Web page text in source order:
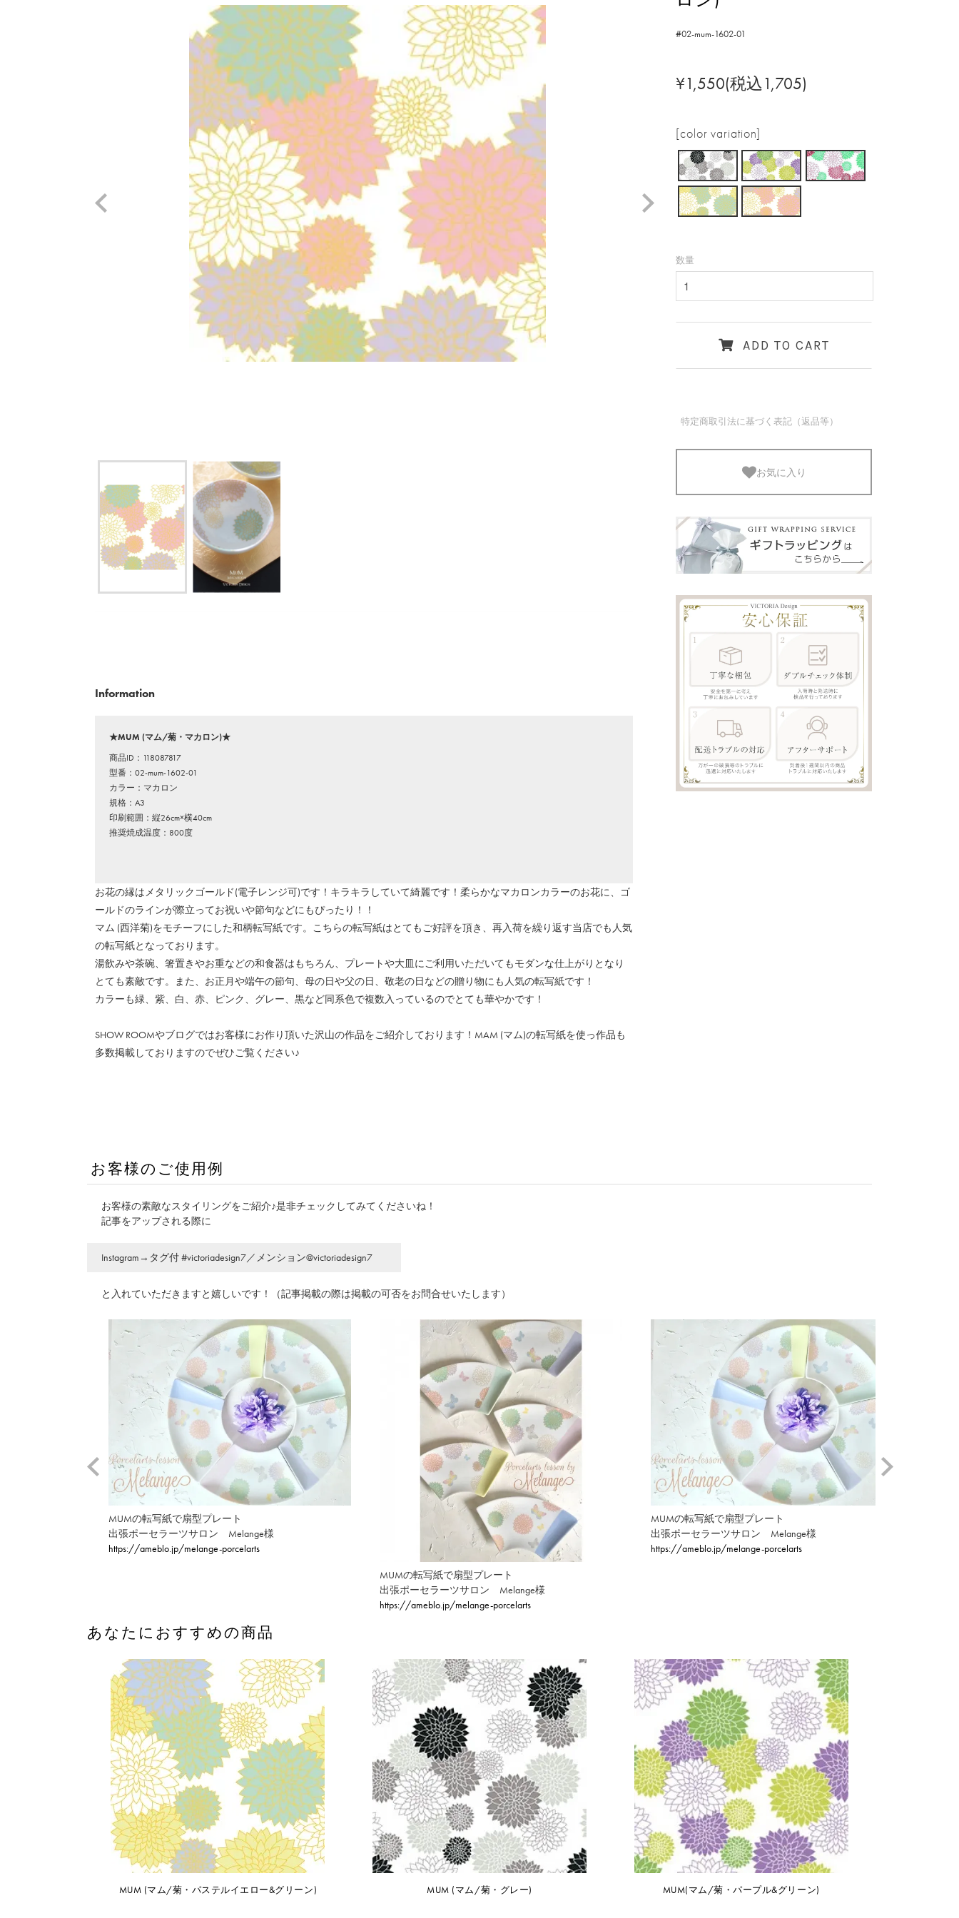
使用アイテム：
Information
★MUM (マム/菊・マカロン)★
商品ID：118087817
型番：02-mum-1602-01
カラー：マカロン
規格：A3
印刷範囲：縦26cm×横40cm
推奨焼成温度：800度
お花の縁はメタリックゴールド(電子レンジ可)です！キラキラしていて綺麗です！柔らかなマカロンカラーのお花に、ゴ
ールドのラインが際立ってお祝いや節句などにもぴったり！！
マム (西洋菊)をモチーフにした和柄転写紙です。こちらの転写紙はとてもご好評を頂き、再入荷を繰り返す当店でも人気
の転写紙となっております。
湯飲みや茶碗、箸置きやお重などの和食器はもちろん、プレートや大皿にご利用いただいてもモダンな仕上がりとなり
とても素敵です。また、お正月や端午の節句、母の日や父の日、敬老の日などの贈り物にも人気の転写紙です！
カラーも緑、紫、白、赤、ピンク、グレー、黒など同系色で複数入っているのでとても華やかです！
SHOW ROOMやブログではお客様にお作り頂いた沢山の作品をご紹介しております！MAM (マム)の転写紙を使っ作品も
多数掲載しておりますのでぜひご覧ください♪
#02-mum-1602-01
¥1,550(税込1,705)
[color variation]
数量
ADD TO CART
特定商取引法に基づく表記（返品等）
お気に入り
お客様のご使用例
お客様の素敵なスタイリングをご紹介♪是非チェックしてみてくださいね！
記事をアップされる際に
Instagram→ タグ付 #victoriadesign7／メンション@victoriadesign7
と入れていただきますと嬉しいです！（記事掲載の際は掲載の可否をお問合せいたします）
MUMの転写紙で扇型プレート
出張ポーセラーツサロン Melange様
https://ameblo.jp/melange-porcelarts
MUMの転写紙で扇型プレート
出張ポーセラーツサロン Melange様
https://ameblo.jp/melange-porcelarts
MUMの転写紙で扇型プレート
出張ポーセラーツサロン Melange様
https://ameblo.jp/melange-porcelarts
あなたにおすすめの商品
MUM (マム/菊・パステルイエロー&グリーン) MUM (マム/菊・グレー) MUM(マム/菊・パープル&グリーン)